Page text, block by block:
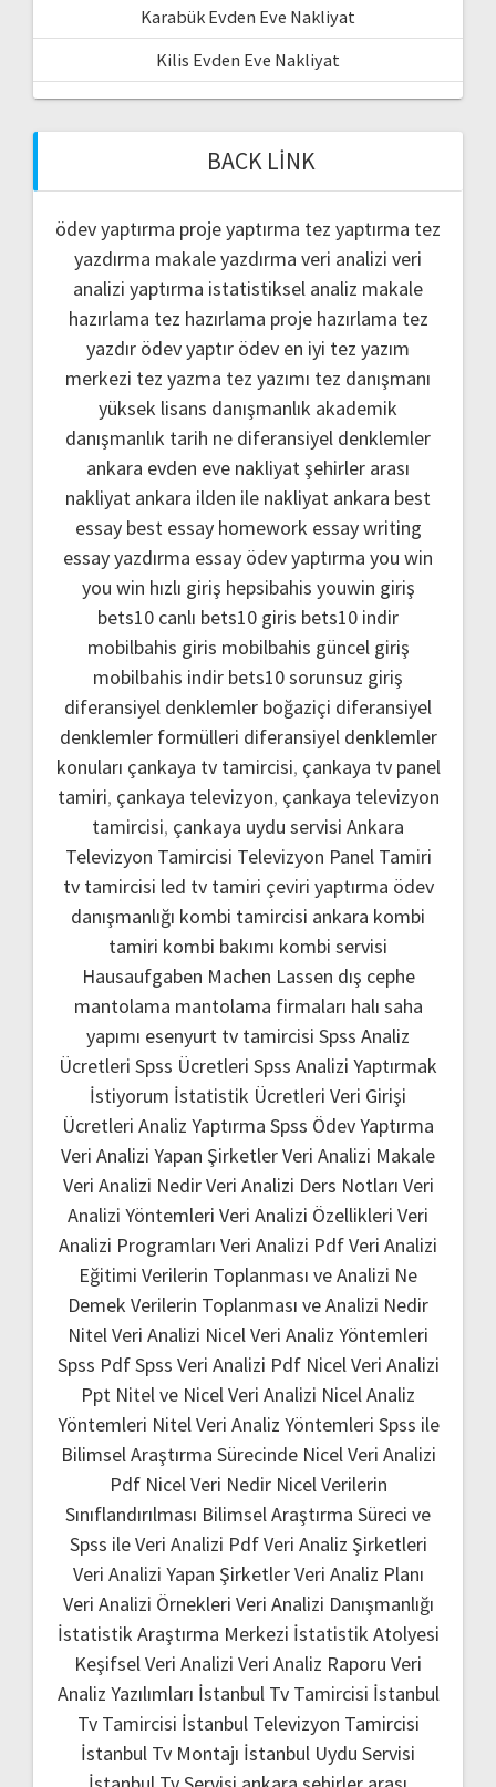
Karabük Evden Eve Nakliyat
Kilis Evden Eve Nakliyat
BACK LINK
ödev yaptırma proje yaptırma tez yaptırma tez
yazdırma makale yazdırma veri analizi veri
analizi yaptırma istatistiksel analiz makale
hazırlama tez hazırlama proje hazırlama tez
yazdır ödev yaptır ödev en iyi tez yazım
merkezi tez yazma tez yazımı tez danışmanı
yüksek lisans danışmanlık akademik
danışmanlık tarih ne diferansiyel denklemler
ankara evden eve nakliyatşehirler arası
nakliyat ankara ilden ile nakliyat ankara best
essay best essay homework essay writing
essay yazdırma essay ödev yaptırma you win
you win hızlı giriş hepsibahis youwin giriş
bets10 canlı bets10 giris bets10 indir
mobilbahis giris mobilbahis güncel giriş
mobilbahis indir bets10 sorunsuz giriş
diferansiyel denklemler boğaziçi diferansiyel
denklemler formülleri diferansiyel denklemler
konuları çankaya tv tamircisi, çankaya tv panel
tamiri, çankaya televizyon, çankaya televizyon
tamircisi, çankaya uydu servisi Ankara
Televizyon Tamircisi Televizyon Panel Tamiri
tv tamircisi led tv tamiri çeviri yaptırma ödev
danışmanlığı kombi tamircisi ankara kombi
tamiri kombi bakımı kombi servisi
Hausaufgaben Machen Lassen dış cephe
mantolama mantolama firmaları halı saha
yapımı esenyurt tv tamircisi Spss Analiz
Ücretleri Spss Ücretleri Spss Analizi Yaptırmak
İstiyorum İstatistik Ücretleri Veri Girişi
Ücretleri Analiz Yaptırma Spss Ödev Yaptırma
Veri Analizi Yapan ŞirketlerVeri Analizi Makale
Veri Analizi NedirVeri Analizi Ders Notları Veri
Analizi Yöntemleri Veri Analizi Özellikleri Veri
Analizi Programları Veri Analizi PdfVeri Analizi
Eğitimi Verilerin Toplanması ve Analizi Ne
Demek Verilerin Toplanması ve Analizi Nedir
Nitel Veri Analizi Nicel Veri Analiz Yöntemleri
Spss PdfSpss Veri Analizi Pdf Nicel Veri Analizi
Ppt Nitel ve Nicel Veri Analizi Nicel Analiz
Yöntemleri Nitel Veri Analiz Yöntemleri Spss ile
Bilimsel Araştırma Sürecinde Nicel Veri Analizi
Pdf Nicel Veri Nedir Nicel Verilerin
Sınıflandırılması Bilimsel Araştırma Süreci ve
Spss ile Veri Analizi PdfVeri Analiz Şirketleri
Veri Analizi Yapan ŞirketlerVeri Analiz Planı
Veri Analizi Örnekleri Veri Analizi Danışmanlığı
İstatistik Araştırma Merkezi İstatistik Atolyesi
Keşifsel Veri Analizi Veri Analiz Raporu Veri
Analiz Yazılımları İstanbul Tv Tamircisi İstanbul
Tv Tamircisi İstanbul Televizyon Tamircisi
İstanbul Tv Montajı İstanbul Uydu Servisi